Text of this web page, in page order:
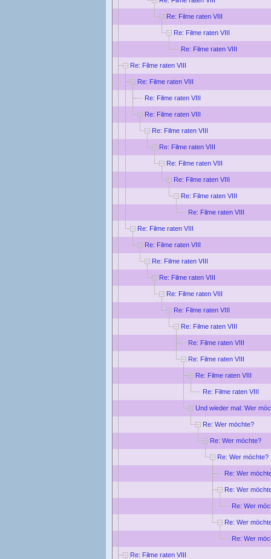
Re: Filme raten VIII
Re: Filme raten VIII
Re: Filme raten VIII
Re: Filme raten VIII
Re: Filme raten VIII
Re: Filme raten VIII
Re: Filme raten VIII
Re: Filme raten VIII
Re: Filme raten VIII
Re: Filme raten VIII
Re: Filme raten VIII
Re: Filme raten VIII
Re: Filme raten VIII
Re: Filme raten VIII
Re: Filme raten VIII
Re: Filme raten VIII
Re: Filme raten VIII
Re: Filme raten VIII
Re: Filme raten VIII
Re: Filme raten VIII
Re: Filme raten VIII
Re: Filme raten VIII
Re: Filme raten VIII
Re: Filme raten VIII
Und wieder mal: Wer
Re: Wer möchte?
Re: Wer möchte?
Re: Wer möchte?
Re: Wer
Re: Wer
Re: Wer
Re: Wer
Re: Wer
Re: Filme raten VIII